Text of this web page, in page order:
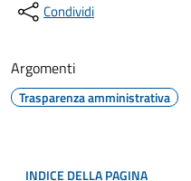
Condividi
Argomenti
Trasparenza amministrativa
INDICE DELLA PAGINA